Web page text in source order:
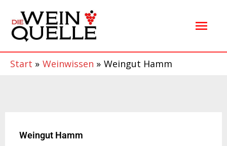
Inhalt
springen
Start Weinwissen Weingut Hamm
Weingut Hamm